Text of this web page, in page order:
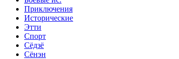
Приключения
Исторические
Этти
Спорт
Сёдзё
Сёнэн